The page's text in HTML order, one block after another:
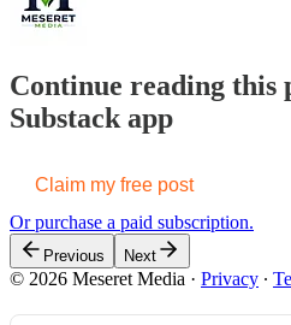
Continue reading this
Substack app
Claim my free post
Or purchase a paid subscription.
Previous Next
© 2026 Meseret Media · Privacy ∙